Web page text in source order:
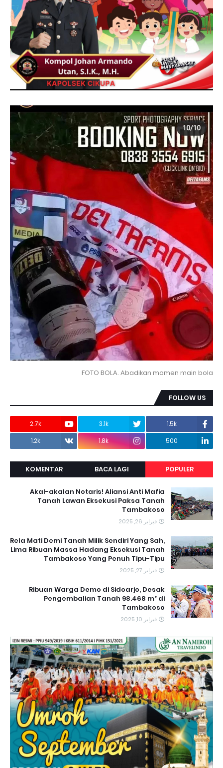
FOTO BOLA. Abadikan momen main bola
FOLLOW US
1.5k
3.1k
2.7k
500
1.8k
1.2k
POPULER
BACA LAGI
KOMENTAR
Akal-akalan Notaris! Aliansi Anti Mafia
Tanah Lawan Eksekusi Paksa Tanah
Tambakoso
فبراير 26, 2025
Rela Mati Demi Tanah Milik Sendiri Yang Sah,
Lima Ribuan Massa Hadang Eksekusi Tanah
Tambakoso Yang Penuh Tipu-Tipu
فبراير 27, 2025
Ribuan Warga Demo di Sidoarjo, Desak
Pengembalian Tanah 98.468 m² di
Tambakoso
فبراير 10, 2025